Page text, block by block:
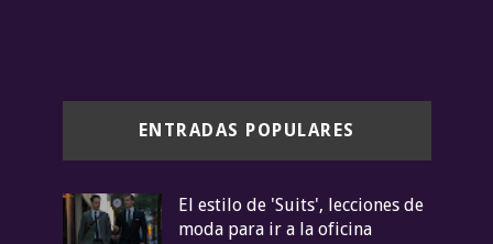
ENTRADAS POPULARES
El estilo de 'Suits', lecciones de
moda para ir a la oficina